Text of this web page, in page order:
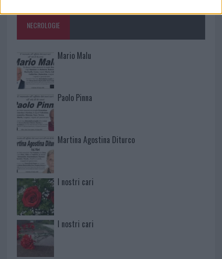
NECROLOGIE
Mario Malu
Paolo Pinna
Martina Agostina Diturco
I nostri cari
I nostri cari